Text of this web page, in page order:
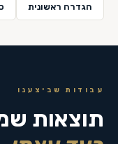
הגדרה ראשונית
עבודות שביצענו
תוצאות